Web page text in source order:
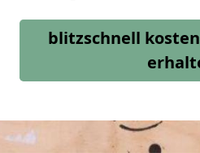
blitzschnell